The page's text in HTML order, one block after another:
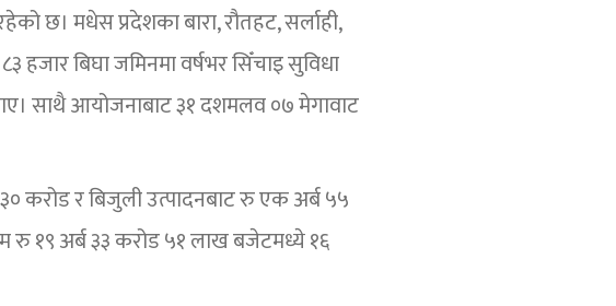
छ। मधेस प्रदेशका बारा, रौतहट, सर्लाही,
बिघा जमिनमा वर्षभर सिँचाइ सुविधा
साथै आयोजनाबाट ३१ दशमलव ०७ मेगावाट
करोड र बिजुली उत्पादनबाट रु एक अर्ब ५५
रु १९ अर्ब ३३ करोड ५१ लाख बजेटमध्ये १६